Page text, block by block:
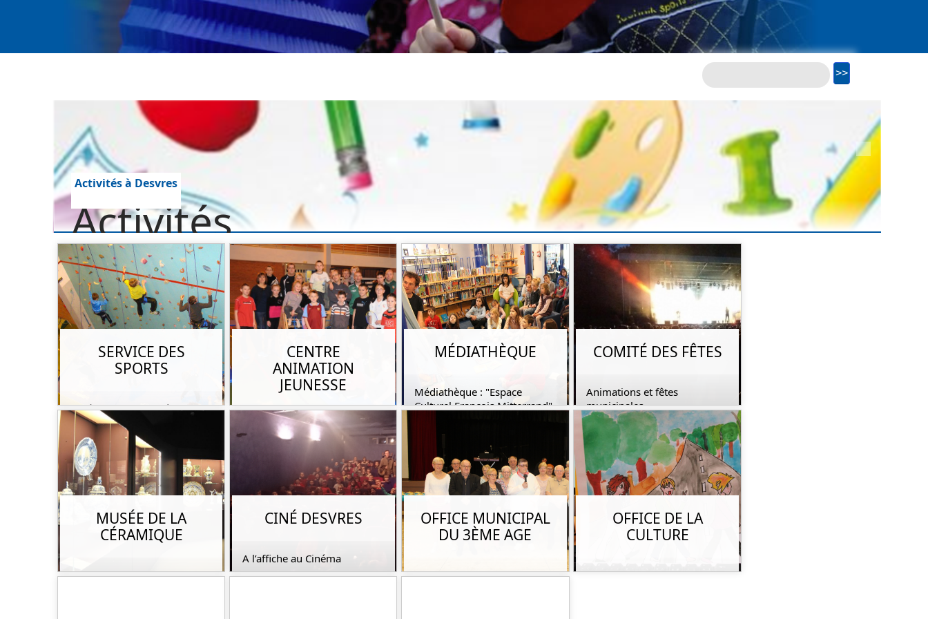
Activités
Activités à Desvres
SERVICE DES
SPORTS
Améliorer son bien-être,
rencontrer d’autres
personnes, faire partie
d’une (…)
CENTRE
ANIMATION
JEUNESSE
Ouvert aux enfants habitant
Desvres, Longfossé,
MÉDIATHÈQUE
Médiathèque : "Espace
Culturel François Mitterrand"
COMITÉ DES FÊTES
Animations et fêtes
municipales
MUSÉE DE LA
CÉRAMIQUE
CINÉ DESVRES
A l’affiche au Cinéma
OFFICE MUNICIPAL
DU 3ÈME AGE
Le rapprochement des
OFFICE DE LA
CULTURE
Expositions, ateliers peinture